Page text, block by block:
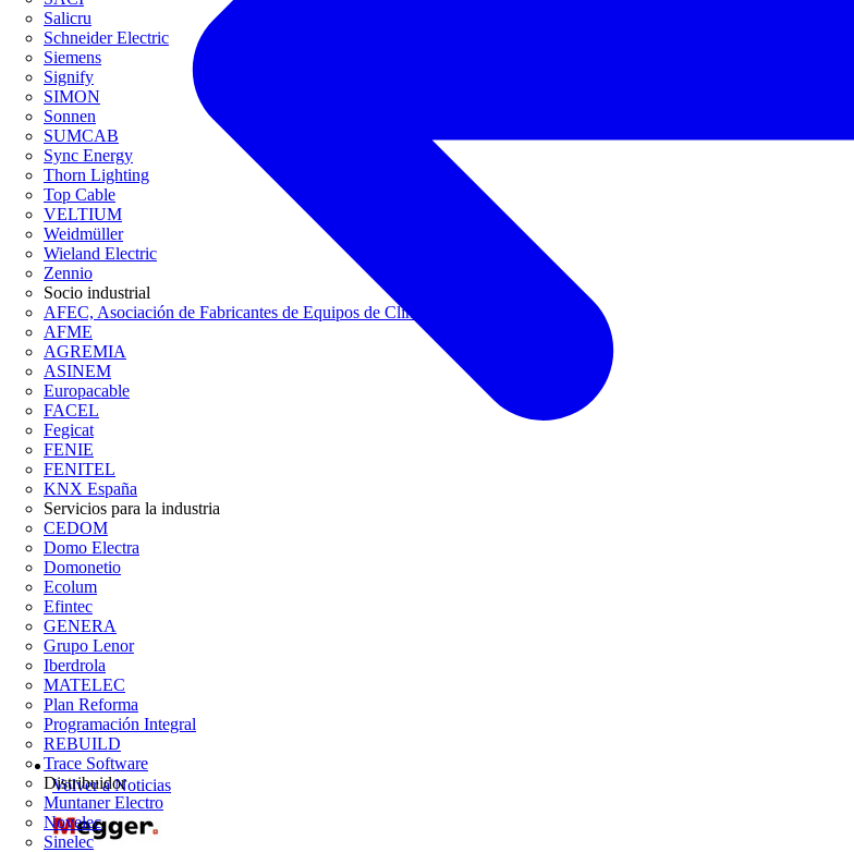
Salicru
Schneider Electric
Siemens
Signify
SIMON
Sonnen
SUMCAB
Sync Energy
Thorn Lighting
Top Cable
VELTIUM
Weidmüller
Wieland Electric
Zennio
Socio industrial
AFEC, Asociación de Fabricantes de Equipos de Climatización
AFME
AGREMIA
ASINEM
Europacable
FACEL
Fegicat
FENIE
FENITEL
KNX España
Servicios para la industria
CEDOM
Domo Electra
Domonetio
Ecolum
Efintec
GENERA
Grupo Lenor
Iberdrola
MATELEC
Plan Reforma
Programación Integral
REBUILD
Trace Software
Distribuidor
Muntaner Electro
Novelec
Sinelec
Volver a Noticias